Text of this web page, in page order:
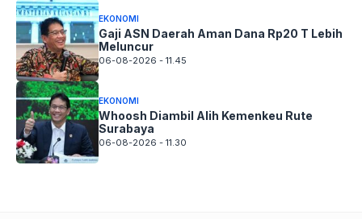
EKONOMI
Gaji ASN Daerah Aman Dana Rp20 T Lebih
Meluncur
06-08-2026 - 11.45
EKONOMI
Whoosh Diambil Alih Kemenkeu Rute
Surabaya
06-08-2026 - 11.30